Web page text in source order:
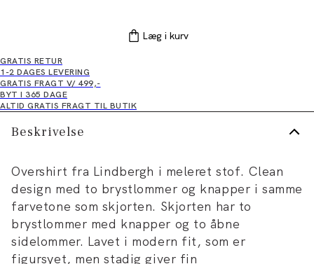
Læg i kurv
GRATIS RETUR
1-2 DAGES LEVERING
GRATIS FRAGT V/ 499,-
BYT I 365 DAGE
ALTID GRATIS FRAGT TIL BUTIK
Beskrivelse
Overshirt fra Lindbergh i meleret stof. Clean
design med to brystlommer og knapper i samme
farvetone som skjorten. Skjorten har to
brystlommer med knapper og to åbne
sidelommer. Lavet i modern fit, som er
figursyet, men stadig giver fin